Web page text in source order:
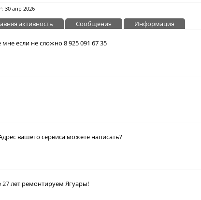
30 апр 2026
активность Сообщения Информация
если не сложно 8 925 091 67 35
вашего сервиса можете написать?
27 лет ремонтируем Ягуары!